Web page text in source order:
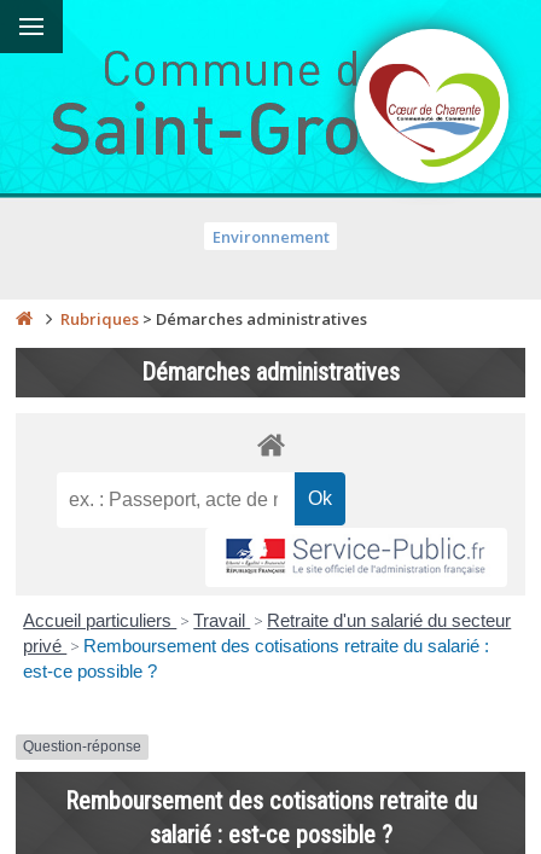
Environnement
Rubriques > Démarches administratives
Démarches administratives
Accueil particuliers > Travail > Retraite d'un salarié du secteur
privé > Remboursement des cotisations retraite du salarié :
est-ce possible ?
Question-réponse
Remboursement des cotisations retraite du
salarié : est-ce possible ?